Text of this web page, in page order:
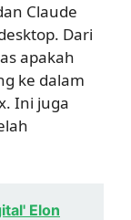
Claude
Dari
apakah
ke dalam
Ini juga
Elon